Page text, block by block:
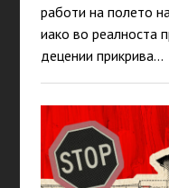
работи на полето
иако во реалноста
децении прикрива…